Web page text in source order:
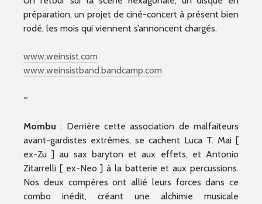
préparation, un projet de ciné-concert à présent bien
rodé, les mois qui viennent s’annoncent chargés.
www.weinsist.com
www.weinsistband.bandcamp.com
~
Mombu : Derrière cette association de malfaiteurs
avant-gardistes extrêmes, se cachent Luca T. Mai [
ex-Zu ] au sax baryton et aux effets, et Antonio
Zitarrelli [ ex-Neo ] à la batterie et aux percussions.
Nos deux compères ont allié leurs forces dans ce
combo inédit, créant une alchimie musicale